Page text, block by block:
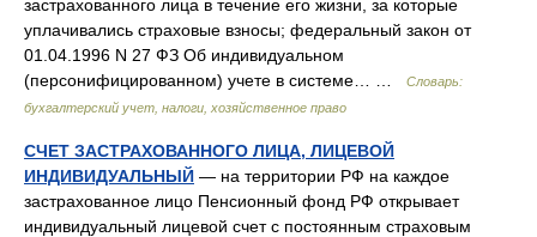
застрахованного лица в течение его жизни, за которые
уплачивались страховые взносы; федеральный закон от
01.04.1996 N 27 ФЗ Об индивидуальном
(персонифицированном) учете в системе… …
Словарь:
бухгалтерский учет, налоги, хозяйственное право
СЧЕТ ЗАСТРАХОВАННОГО ЛИЦА, ЛИЦЕВОЙ
ИНДИВИДУАЛЬНЫЙ — на территории РФ на каждое
застрахованное лицо Пенсионный фонд РФ открывает
индивидуальный лицевой счет с постоянным страховым